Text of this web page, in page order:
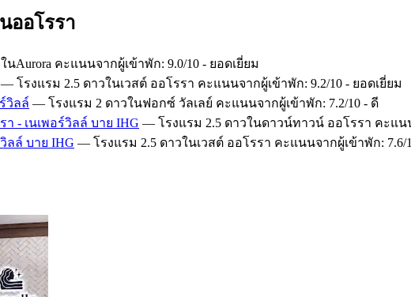
ออโรรา
Aurora คะแนนจากผู้เข้าพัก: 9.0/10 - ยอดเยี่ยม
— โรงแรม 2.5 ดาวในเวสต์ ออโรรา คะแนนจากผู้เข้าพัก: 9.2/10 - ยอดเยี่ยม
วิลล์ — โรงแรม 2 ดาวในฟอกซ์ วัลเลย์ คะแนนจากผู้เข้าพัก: 7.2/10 - ดี
- เนเพอร์วิลล์ บาย IHG — โรงแรม 2.5 ดาวในดาวน์ทาวน์ ออโรรา คะแน
ลล์ บาย IHG — โรงแรม 2.5 ดาวในเวสต์ ออโรรา คะแนนจากผู้เข้าพัก: 7.6/